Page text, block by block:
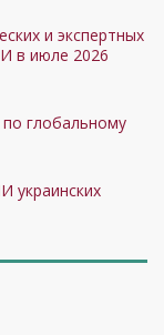
и экспертных
в июле 2026
глобальному
украинских